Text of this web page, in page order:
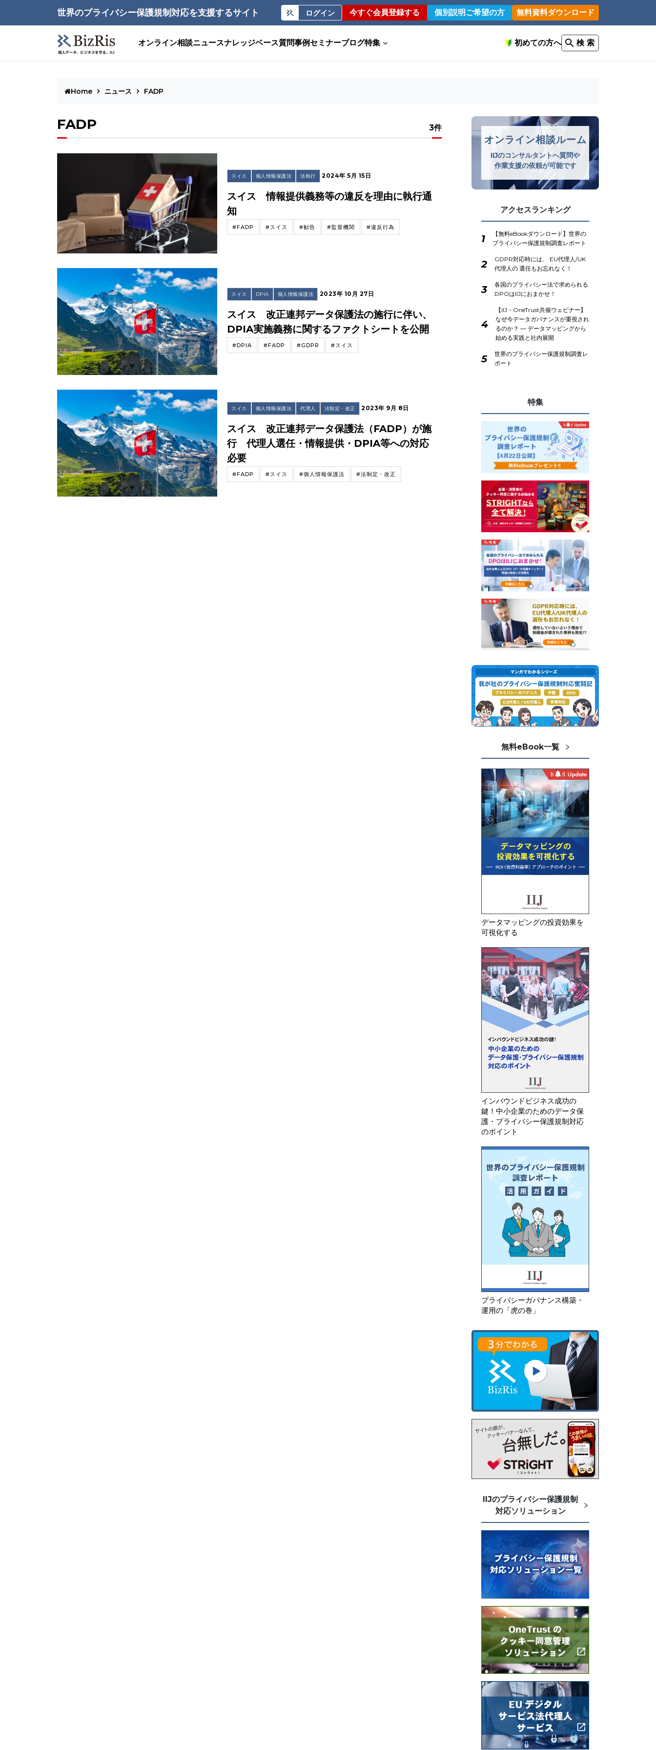
世界のプライバシー保護規制対応を支援するサイト ログイン 今すぐ会員登録する 個別説明ご希望の方 無料資料ダウンロード
オンライン相談ニュースナレッジベース質問事例 セミナーブログ特集 初めての方へ 検 索
Home ニュース FADP
FADP 3件
スイス 個人情報保護法 法執行 2024年 5月 15日
スイス 情報提供義務等の違反を理由に執行通
知
#FADP #スイス #勧告 #監督機関 #違反行為
スイス DPIA 個人情報保護法 2023年 10月 27日
スイス 改正連邦データ保護法の施行に伴い、
DPIA実施義務に関するファクトシートを公開
#DPIA #FADP #GDPR #スイス
スイス 個人情報保護法 代理人 法制定・改正 2023年 9月 8日
スイス 改正連邦データ保護法（FADP）が施
行 代理人選任・情報提供・DPIA等への対応
必要
#FADP #スイス #個人情報保護法 #法制定・改正
オンライン相談ルーム
IIJのコンサルタントへ質問や
作業支援の依頼が可能です
アクセスランキング
1
【無料eBookダウンロード】世界の
プライバシー保護規制調査レポート
2
GDPR対応時には、 EU代理人/UK
代理人の 選任もお忘れなく！
3
各国のプライバシー法で求められる
DPOはIIJにおまかせ！
4
【IIJ・OneTrust共催ウェビナー】
なぜ今データガバナンスが重視され
るのか？ ― データマッピングから
始める実践と社内展開
5
世界のプライバシー保護規制調査レ
ポート
特集
無料eBook一覧
データマッピングの投資効果を
可視化する
インバウンドビジネス成功の
鍵！中小企業のためのデータ保
護・プライバシー保護規制対応
のポイント
プライバシーガバナンス構築・
運用の「虎の巻」
IIJのプライバシー保護規制
対応ソリューション